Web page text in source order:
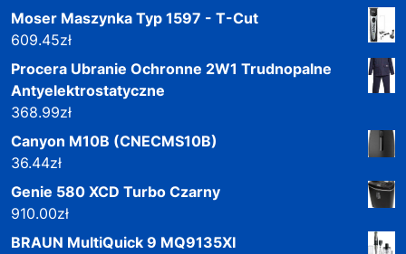
Moser Maszynka Typ 1597 - T-Cut
609.45zł
Procera Ubranie Ochronne 2W1 Trudnopalne
Antyelektrostatyczne
368.99zł
Canyon M10B (CNECMS10B)
36.44zł
Genie 580 XCD Turbo Czarny
910.00zł
BRAUN MultiQuick 9 MQ9135XI